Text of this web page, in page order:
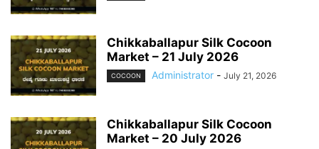
Chikkaballapur Silk Cocoon
Market – 21 July 2026
COCOON Administrator - July 21, 2026
Chikkaballapur Silk Cocoon
Market – 20 July 2026